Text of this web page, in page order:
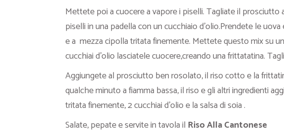
Mettete poi a cuocere a vapore i piselli. Tagliate il prosciutto
piselli in una padella con un cucchiaio d’olio.Prendete le
e a mezza cipolla tritata finemente. Mettete questo mix su
cucchiai d’olio lasciatele cuocere,creando una frittatatina.
Aggiungete al prosciutto ben rosolato, il riso cotto e la
qualche minuto a fiamma bassa, il riso e gli altri ingredienti
tritata finemente, 2 cucchiai d’olio e la salsa di soia .
Salate, pepate e servite in tavola il Riso Alla Cantonese